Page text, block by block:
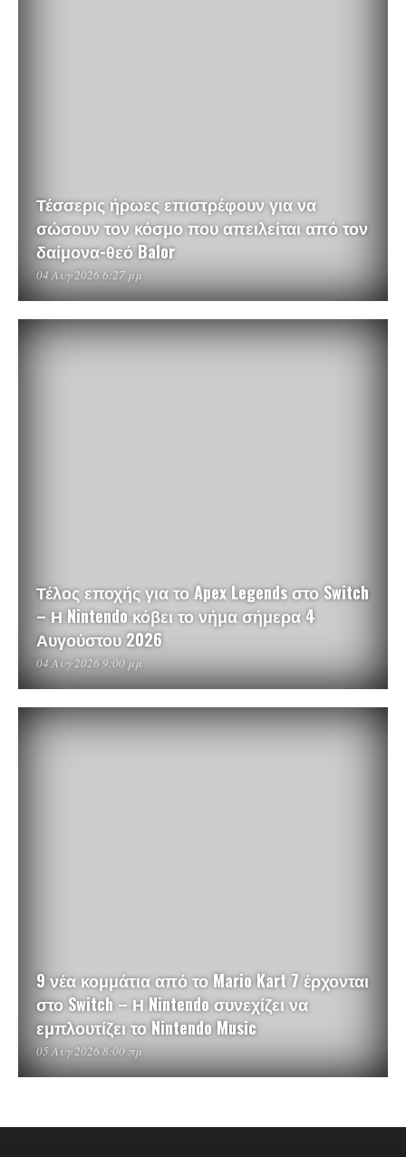
Τέσσερις ήρωες επιστρέφουν για να
σώσουν τον κόσμο που απειλείται από τον
δαίμονα-θεό Balor
04 Αυγ 2026 6:27 μμ
Τέλος εποχής για το Apex Legends στο Switch
– Η Nintendo κόβει το νήμα σήμερα 4
Αυγούστου 2026
04 Αυγ 2026 9:00 μμ
9 νέα κομμάτια από το Mario Kart 7 έρχονται
στο Switch – Η Nintendo συνεχίζει να
εμπλουτίζει το Nintendo Music
05 Αυγ 2026 8:00 πμ